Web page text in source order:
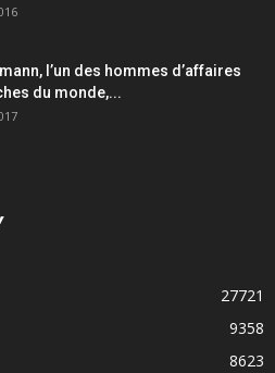
l’un des hommes d’affaires
du monde,...
27721
9358
8623